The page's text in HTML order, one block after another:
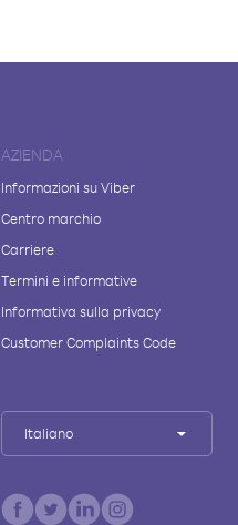
AZIENDA
Informazioni su Viber
Centro marchio
Carriere
Termini e informative
Informativa sulla privacy
Customer Complaints Code
Italiano